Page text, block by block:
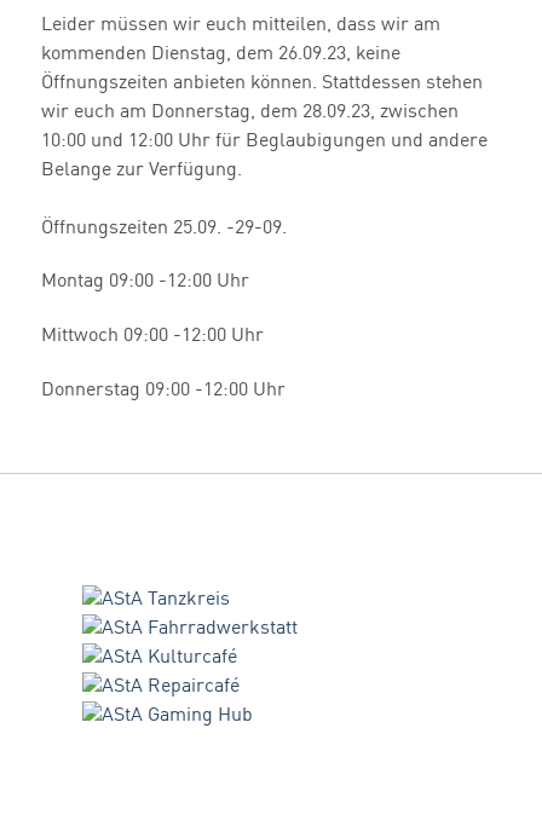
Leider müssen wir euch mitteilen, dass wir am
kommenden Dienstag, dem 26.09.23, keine
Öffnungszeiten anbieten können. Stattdessen stehen
wir euch am Donnerstag, dem 28.09.23, zwischen
10:00 und 12:00 Uhr für Beglaubigungen und andere
Belange zur Verfügung.
Öffnungszeiten 25.09. -29-09.
Montag 09:00 -12:00 Uhr
Mittwoch 09:00 -12:00 Uhr
Donnerstag 09:00 -12:00 Uhr